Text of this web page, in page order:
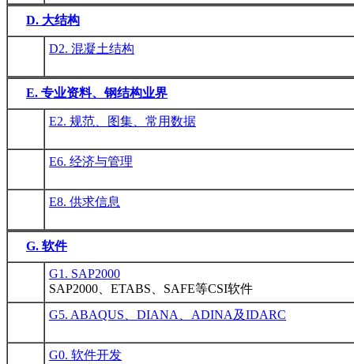
D. 大结构
D2. 混凝土结构
E. 专业资料、钢结构业界
E2. 规范、图集、常用数据
E6. 经济与管理
E8. 供求信息
G. 软件
G1. SAP2000
SAP2000、ETABS、SAFE等CSI软件
G5. ABAQUS、DIANA、ADINA及IDARC
G0. 软件开发